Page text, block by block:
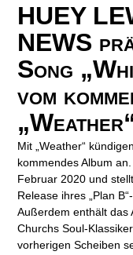
HUEY
NEWS
Song
vom
Mit „Weather“
kommendes Album
Februar 2020 und
Release ihres „Plan
Außerdem enthält das
Churchs Soul-
vorherigen Scheiben